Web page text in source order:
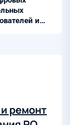
и
ремонт